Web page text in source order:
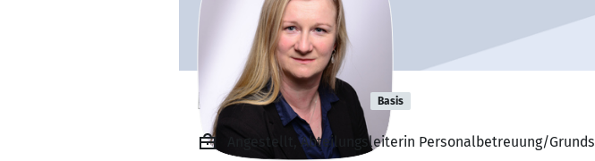
Patricia Müller Basis
Angestellt, Abteilungsleiterin Personalbetreuung/